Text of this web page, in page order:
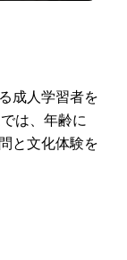
成人学習者を
は、年齢に
と文化体験を